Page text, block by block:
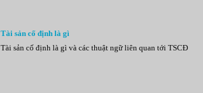
Tài sản cố định là gì
Tài sản cố định là gì và các thuật ngữ liên quan tới TSCĐ